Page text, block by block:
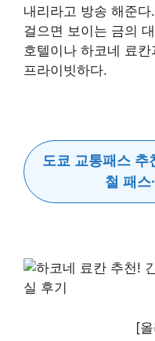
내리라고 방송 해준
걸으면 보이는 금의
호텔이나 하코네 료
프라이빗하다.
도쿄 교통패스 추
철 패스
[